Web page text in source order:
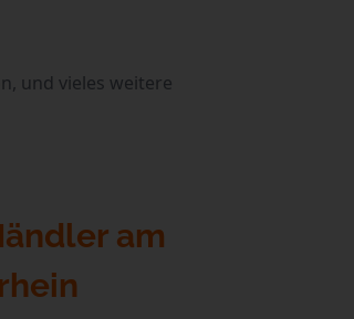
und vieles weitere
am